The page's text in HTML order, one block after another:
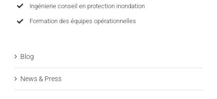
Ingénierie conseil en protection inondation
Formation des équipes opérationnelles
Blog
News & Press